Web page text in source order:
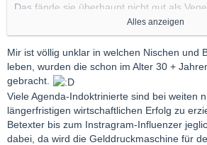
Das fände sie überhaupt nicht gut als
doch schliesslich ein BioHof...
Ich dachte echt, ich hätte mich verhört.
Bekam aber die entsprechende Antwort
Sie sei Bäurin, und damit verbunden auch
essen.
Was bilden sich einige Verbohrte
ihrer Meinung zu laufen hat???
Es hatte sie niemand nach ihrer Meinung
Alles anzeigen
Mir ist völlig unklar in welchen Nischen und
leben, wurden die schon im Alter 30 +
gebracht.
Viele Agenda-Indoktrinierte sind bei weiten
längerfristigen wirtschaftlichen Erfolg zu
Betexter bis zum Instragram-Influenzer
dabei, da wird die Gelddruckmaschine für